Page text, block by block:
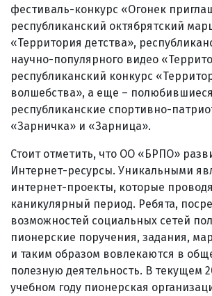
фестиваль-конкурс «Огонек
республиканский октябрятский
«Территория детства»,
научно-популярного видео
республиканский конкурс
волшебства», а еще –
республиканские спортивно-
«Зарничка» и «Зарница».
Стоит отметить, что ОО «БРПО»
Интернет-ресурсы. Уникальными
интернет-проекты, которые
каникулярный период. Ребята,
возможностей социальных сетей
пионерские поручения, задания,
и таким образом вовлекаются в
полезную деятельность. В текущем
учебном году пионерская